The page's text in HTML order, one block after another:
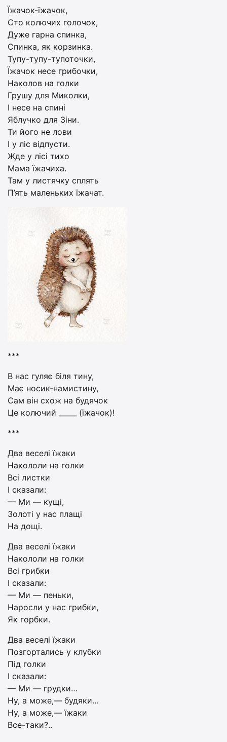
Їжачок-їжачок,
Сто колючих голочок,
Дуже гарна спинка,
Спинка, як корзинка.
Тупу-тупу-тупоточки,
Їжачок несе грибочки,
Наколов на голки
Грушу для Миколки,
І несе на спині
Яблучко для Зіни.
Ти його не лови
І у ліс відпусти.
Жде у лісі тихо
Мама їжачиха.
Там у листячку сплять
П’ять маленьких їжачат.
***
В нас гуляє біля тину,
Має носик-намистину,
Сам він схож на будячок
Це колючий _____ (їжачок)!
***
Два веселі їжаки
Накололи на голки
Всі листки
І сказали:
— Ми — кущі,
Золоті у нас плащі
На дощі.
Два веселі їжаки
Накололи на голки
Всі грибки
І сказали:
— Ми — пеньки,
Наросли у нас грибки,
Як горбки.
Два веселі їжаки
Позгортались у клубки
Під голки
І сказали:
— Ми — грудки…
Ну, а може,— будяки…
Ну, а може,— їжаки
Все-таки?..